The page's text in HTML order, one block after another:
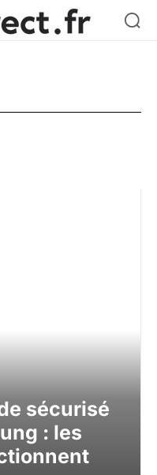
sécurisé
: les